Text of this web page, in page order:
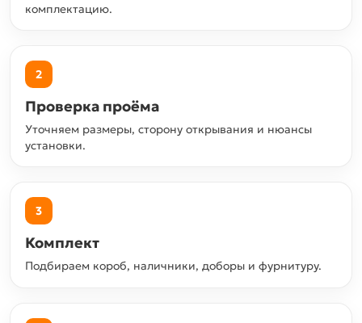
комплектацию.
2
Проверка проёма
Уточняем размеры, сторону открывания и нюансы
установки.
3
Комплект
Подбираем короб, наличники, доборы и фурнитуру.